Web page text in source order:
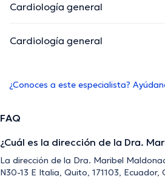
Cardiología general
Cardiología general
¿Conoces a este especialista?
FAQ
¿Cuál es la dirección de la Dra.
La dirección de la Dra. Maribel
N30-13 E Italia, Quito, 171103, Ecuador,